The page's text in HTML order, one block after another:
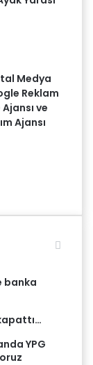
Medya
Reklam
Ajansı ve
Ajansı
banka
YPG